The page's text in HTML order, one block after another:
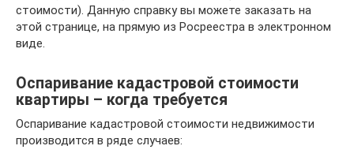
стоимости). Данную справку вы можете заказать на
этой странице, на прямую из Росреестра в электронном
виде.
Оспаривание кадастровой стоимости
квартиры – когда требуется
Оспаривание кадастровой стоимости недвижимости
производится в ряде случаев: